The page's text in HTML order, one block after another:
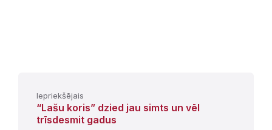
Iepriekšējais
“Lašu koris” dzied jau simts un vēl
trīsdesmit gadus